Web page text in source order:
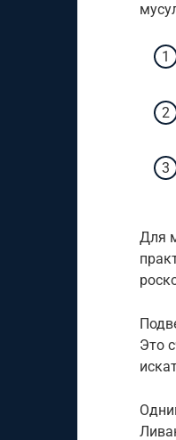
Для
Это